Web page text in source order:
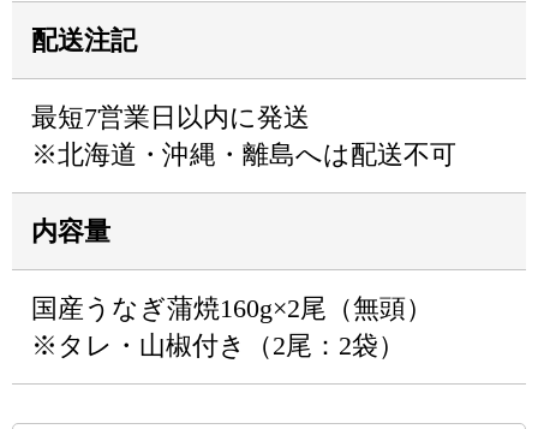
配送注記
最短7営業日以内に発送
※北海道・沖縄・離島へは配送不可
内容量
国産うなぎ蒲焼160g×2尾（無頭）
※タレ・山椒付き（2尾：2袋）